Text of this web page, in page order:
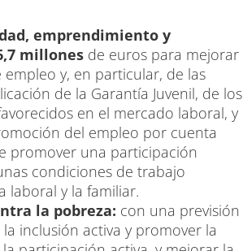
emprendimiento y
millones de euros para mejorar
y, en particular, de las
de la Garantía Juvenil, de los
en el mercado laboral, y
del empleo por cuenta
promover una participación
condiciones de trabajo
laboral y la familiar.
la pobreza: con una previsión
inclusión activa y promover la